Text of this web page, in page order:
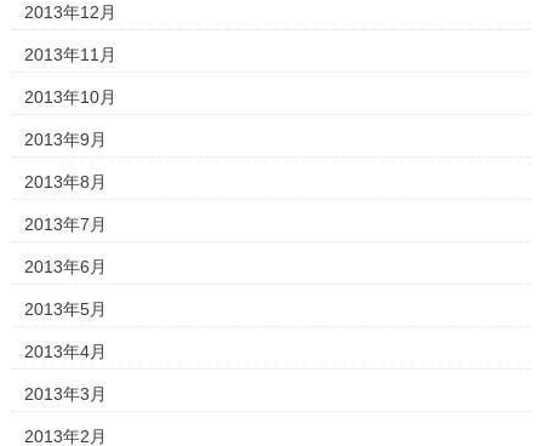
2013年12月
2013年11月
2013年10月
2013年9月
2013年8月
2013年7月
2013年6月
2013年5月
2013年4月
2013年3月
2013年2月